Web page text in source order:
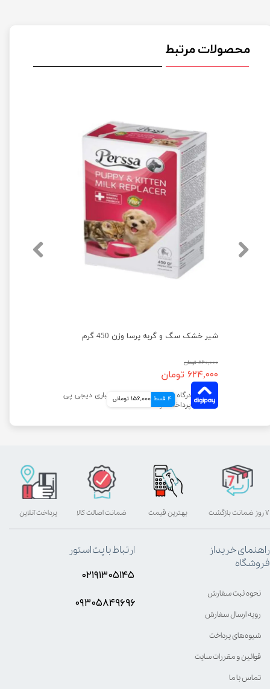
محصولات مرتبط
شیر خشک سگ و گربه پرسا وزن 450 گرم
۸۶۰,۰۰۰ تومان
۶۲۴,۰۰۰ تومان
4 قسط 156,000 تومانی
بهترین قیمت پرداخت آنلاین ۷ روز ضمانت بازگشت ضمانت اصالت کالا
راهنمای خرید از
فروشگاه
نحوه ثبت سفارش
رویه ارسال سفارش
شیوه‌های پرداخت
قوانین و مقررات سایت
تماس با ما
ارتباط با پت استور
۰۲۱۹۱۳۰۵۱۴۵
۰۹۳۰۵8۴9696